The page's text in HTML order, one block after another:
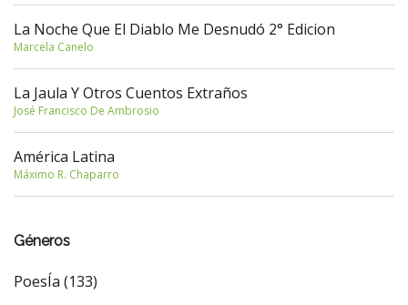
La Noche Que El Diablo Me Desnudó 2° Edicion
Marcela Canelo
La Jaula Y Otros Cuentos Extraños
José Francisco De Ambrosio
América Latina
Máximo R. Chaparro
Géneros
PoesÍa (133)